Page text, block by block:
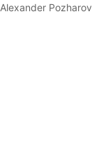
Alexander Pozharov